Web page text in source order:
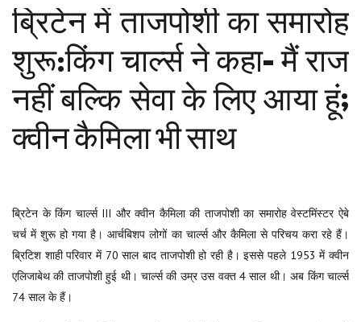
ब्रिटेन में ताजपोशी का समारोह
शुरू:किंग चार्ल्स ने कहा- मैं राज
नहीं बल्कि सेवा के लिए आया हूं;
क्वीन कैमिला भी साथ
ब्रिटेन के किंग चार्ल्स III और क्वीन कैमिला की ताजपोशी का समारोह वेस्टमिंस्टर ऐबे
चर्च में शुरू हो गया है। आर्चबिशप लोगों का चार्ल्स और कैमिला से परिचय करा रहे हैं।
ब्रिटिश शाही परिवार में 70 साल बाद ताजपोशी हो रही है। इससे पहले 1953 में क्वीन
एलिजाबेथ की ताजपोशी हुई थी। चार्ल्स की उम्र उस वक्त 4 साल थी। अब किंग चार्ल्स
74 साल के हैं।